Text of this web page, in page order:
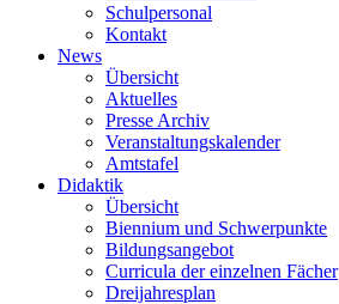
Schulpersonal
Kontakt
News
Übersicht
Aktuelles
Presse Archiv
Veranstaltungskalender
Amtstafel
Didaktik
Übersicht
Biennium und Schwerpunkte
Bildungsangebot
Curricula der einzelnen Fächer
Dreijahresplan